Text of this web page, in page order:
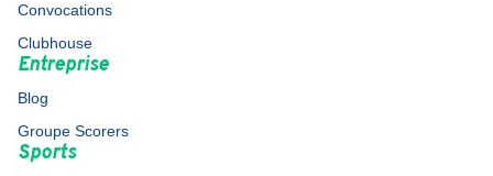
Convocations
Clubhouse
Entreprise
Blog
Groupe Scorers
Sports